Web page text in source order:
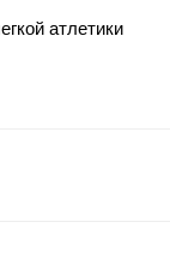
атлетики